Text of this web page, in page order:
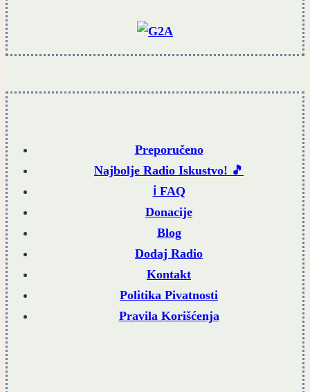
Preporučeno
Najbolje Radio Iskustvo! 🎵
ℹ️ FAQ
Donacije
Blog
Dodaj Radio
Kontakt
Politika Pivatnosti
Pravila Korišćenja